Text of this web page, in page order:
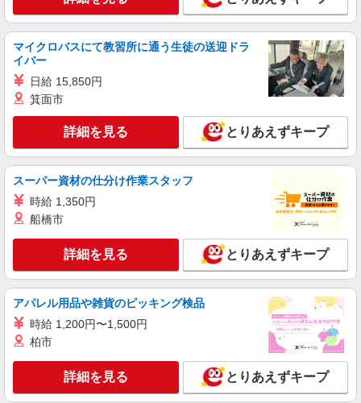
キープ 詳細を見る
アルバイト
すき家 8号高岡北島店
ど）
時給1,500円 ※土日祝手当 時給＋100円
富山県高岡市北島婦計459-2
キープ 詳細を見る
丸亀製麺イオンモール高岡店
キッチン・ホールスタッフ
時給1200円〜
富山県高岡市下伏間江３８３イオンモール高岡
１Ｆ
詳細を見る
アルバイト パート
マイクロバスにて教習所に通う生徒の送迎ドラ
イバー
日給 15,850円
箕面市
詳細を見る とりあえずキープ
スーパー資材の仕分け作業スタッフ
時給 1,350円
船橋市
詳細を見る とりあえずキープ
アパレル用品や雑貨のピッキング検品
時給 1,200円〜1,500円
柏市
詳細を見る とりあえずキープ